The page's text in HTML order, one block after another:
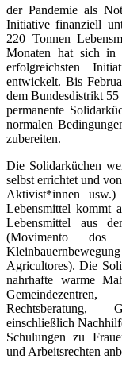
der Pandemie als
Initiative finanziell
220 Tonnen
Monaten hat sich in
erfolgreichsten
entwickelt. Bis
dem Bundesdistrikt 55
permanente
normalen
zubereiten.
Die Solidarküchen
selbst errichtet und
Aktivist*innen usw.)
Lebensmittel kommt
Lebensmittel aus
(Movimento dos
Agricultores). Die
nahrhafte warme
Rechtsberatung,
einschließlich
Schulungen zu
und Arbeitsrechten